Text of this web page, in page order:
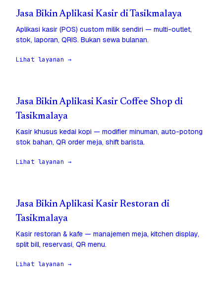
Jasa Bikin Aplikasi Kasir di Tasikmalaya
Aplikasi kasir (POS) custom milik sendiri — multi-outlet,
stok, laporan, QRIS. Bukan sewa bulanan.
Lihat layanan →
Jasa Bikin Aplikasi Kasir Coffee Shop di
Tasikmalaya
Kasir khusus kedai kopi — modifier minuman, auto-potong
stok bahan, QR order meja, shift barista.
Lihat layanan →
Jasa Bikin Aplikasi Kasir Restoran di
Tasikmalaya
Kasir restoran & kafe — manajemen meja, kitchen display,
split bill, reservasi, QR menu.
Lihat layanan →